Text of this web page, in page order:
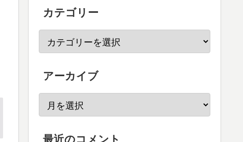
カテゴリー
アーカイブ
最近のコメント